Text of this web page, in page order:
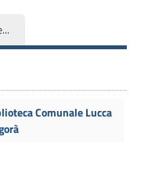
Comunale Lucca